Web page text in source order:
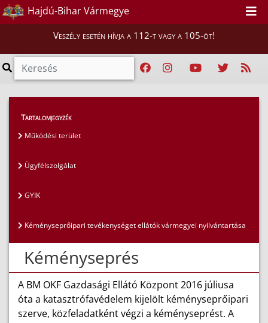
Hajdú-Bihar Vármegye
Veszély esetén hívja a 112-t vagy a 105-öt!
Lakosság >
Tartalomjegyzék
Működési terület
Ügyfélszolgálat
GYIK
Kéményseprőipari tevékenységet ellátók vármegyei nyilvántartása
Kéményseprés
A BM OKF Gazdasági Ellátó Központ 2016 júliusa
óta a katasztrófavédelem kijelölt kéményseprőipari
szerve, közfeladatként végzi a kéményseprést. A